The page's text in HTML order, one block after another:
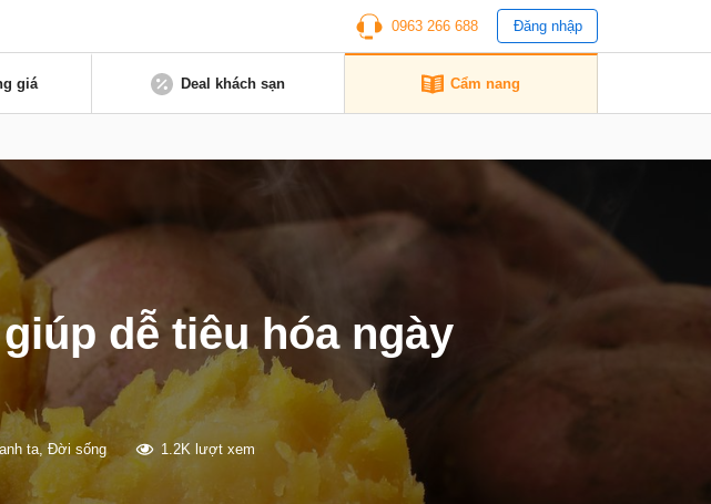
0963 266 688 Đăng nhập
giá Deal khách sạn Cẩm nang
dễ tiêu hóa ngày
ta, Đời sống 1.2K lượt xem